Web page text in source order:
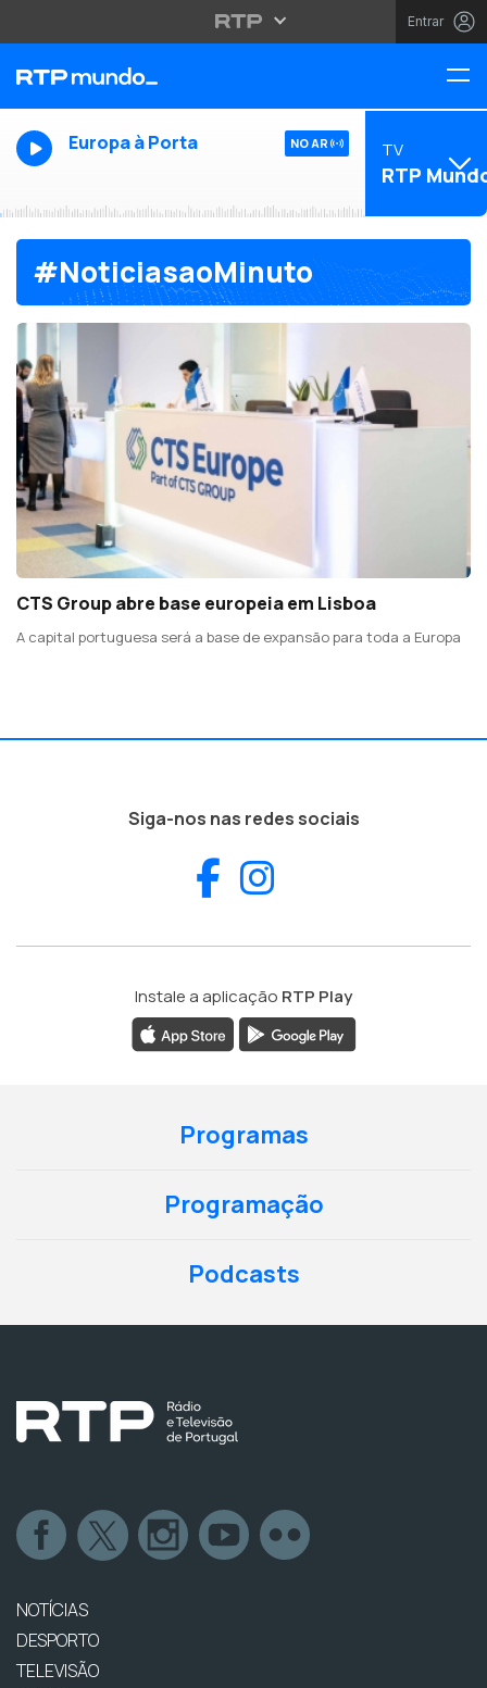
Entrar
Europa à Porta NO AR TV
RTP
#NoticiasaoMinuto
CTS Group abre base europeia em Lisboa
A capital portuguesa será a base de expansão para toda a Europa
Siga-nos nas redes sociais
Facebook
Instale a aplicação RTP Play
Programas
Programação
Podcasts
NOTÍCIAS
DESPORTO
TELEVISÃO